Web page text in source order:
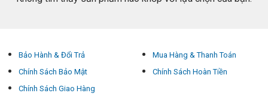
Bảo Hành & Đổi Trả
Chính Sách Bảo Mật
Chính Sách Giao Hàng
Mua Hàng & Thanh Toán
Chính Sách Hoàn Tiền